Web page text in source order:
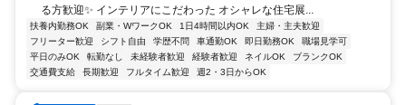
る方歓迎✨ インテリアにこだわった オシャレな住宅展...
扶養内勤務OK 副業・WワークOK 1日4時間以内OK
主婦・主夫歓迎
フリーター歓迎
シフト自由 学歴不問 車通勤OK 即日勤務OK
職場見学可
平日のみOK
転勤なし 未経験者歓迎 経験者歓迎 ネイルOK
ブランクOK
交通費支給
長期歓迎 フルタイム歓迎 週2・3日からOK